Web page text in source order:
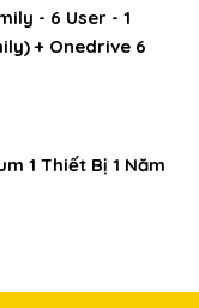
tại
- 6 User - 1
+ Onedrive 6
1 Thiết Bị 1 Năm